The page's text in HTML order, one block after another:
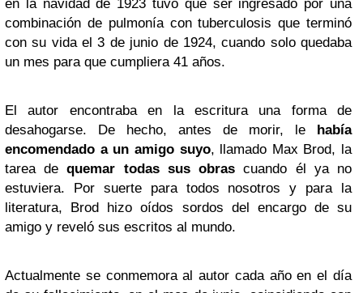
en la navidad de 1923 tuvo que ser ingresado por una
combinación de pulmonía con tuberculosis que terminó
con su vida el 3 de junio de 1924, cuando solo quedaba
un mes para que cumpliera 41 años.
El autor encontraba en la escritura una forma de
desahogarse. De hecho, antes de morir, le había
encomendado a un amigo suyo, llamado Max Brod, la
tarea dequemar todas sus obras cuando él ya no
estuviera. Por suerte para todos nosotros y para la
literatura, Brod hizo oídos sordos del encargo de su
amigo y reveló sus escritos al mundo.
Actualmente se conmemora al autor cada año en el día